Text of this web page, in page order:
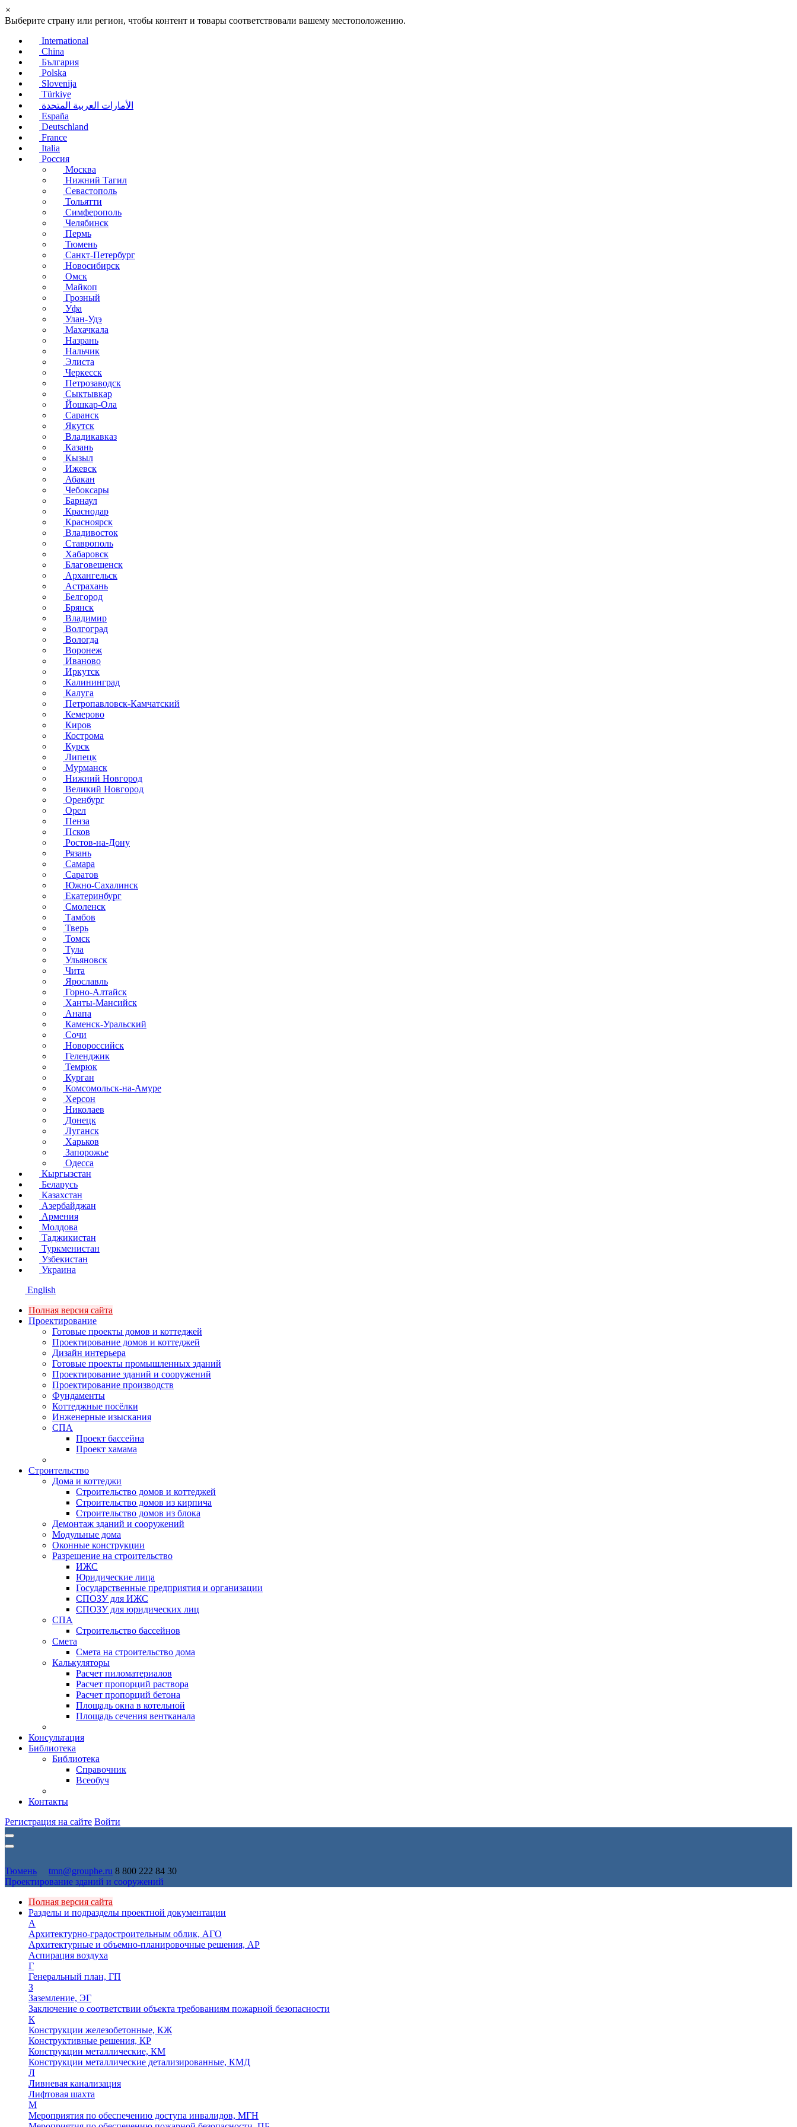
×
Выберите страну или регион, чтобы контент и товары соответствовали вашему местоположению.
International
China
България
Polska
Slovenija
Türkiye
الأمارات العربية المتحدة
España
Deutschland
France
Italia
Россия
Москва
Нижний Тагил
Севастополь
Тольятти
Симферополь
Челябинск
Пермь
Тюмень
Санкт-Петербург
Новосибирск
Омск
Майкоп
Грозный
Уфа
Улан-Удэ
Махачкала
Назрань
Нальчик
Элиста
Черкесск
Петрозаводск
Сыктывкар
Йошкар-Ола
Саранск
Якутск
Владикавказ
Казань
Кызыл
Ижевск
Абакан
Чебоксары
Барнаул
Краснодар
Красноярск
Владивосток
Ставрополь
Хабаровск
Благовещенск
Архангельск
Астрахань
Белгород
Брянск
Владимир
Волгоград
Вологда
Воронеж
Иваново
Иркутск
Калининград
Калуга
Петропавловск-Камчатский
Кемерово
Киров
Кострома
Курск
Липецк
Мурманск
Нижний Новгород
Великий Новгород
Оренбург
Орел
Пенза
Псков
Ростов-на-Дону
Рязань
Самара
Саратов
Южно-Сахалинск
Екатеринбург
Смоленск
Тамбов
Тверь
Томск
Тула
Ульяновск
Чита
Ярославль
Горно-Алтайск
Ханты-Мансийск
Анапа
Каменск-Уральский
Сочи
Новороссийск
Геленджик
Темрюк
Курган
Комсомольск-на-Амуре
Херсон
Николаев
Донецк
Луганск
Харьков
Запорожье
Одесса
Кыргызстан
Беларусь
Казахстан
Азербайджан
Армения
Молдова
Таджикистан
Туркменистан
Узбекистан
Украина
English
Полная версия сайта
Проектирование
Готовые проекты домов и коттеджей
Проектирование домов и коттеджей
Дизайн интерьера
Готовые проекты промышленных зданий
Проектирование зданий и сооружений
Проектирование производств
Фундаменты
Коттеджные посёлки
Инженерные изыскания
СПА
Проект бассейна
Проект хамама
Строительство
Дома и коттеджи
Строительство домов и коттеджей
Строительство домов из кирпича
Строительство домов из блока
Демонтаж зданий и сооружений
Модульные дома
Оконные конструкции
Разрешение на строительство
ИЖС
Юридические лица
Государственные предприятия и организации
СПОЗУ для ИЖС
СПОЗУ для юридических лиц
СПА
Строительство бассейнов
Смета
Смета на строительство дома
Калькуляторы
Расчет пиломатериалов
Расчет пропорций раствора
Расчет пропорций бетона
Площадь окна в котельной
Площадь сечения вентканала
Консультация
Библиотека
Библиотека
Справочник
Всеобуч
Контакты
Регистрация на сайте Войти
Тюмень tmn@grouphe.ru 8 800 222 84 30
Проектирование зданий и сооружений
Полная версия сайта
Разделы и подразделы проектной документации
А
Архитектурно-градостроительным облик, АГО
Архитектурные и объемно-планировочные решения, АР
Аспирация воздуха
Г
Генеральный план, ГП
З
Заземление, ЭГ
Заключение о соответствии объекта требованиям пожарной безопасности
К
Конструкции железобетонные, КЖ
Конструктивные решения, КР
Конструкции металлические, КМ
Конструкции металлические детализированные, КМД
Л
Ливневая канализация
Лифтовая шахта
М
Мероприятия по обеспечению доступа инвалидов, МГН